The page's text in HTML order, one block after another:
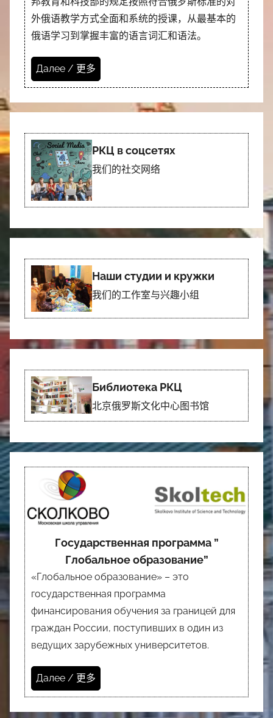
外俄语教学方式全面和系统的授课，从最基本的
俄语学习到掌握丰富的语言词汇和语法。
Далее / 更多
РКЦ в соцсетях
我们的社交网络
Наши студии и кружки
我们的工作室与兴趣小组
Библиотека РКЦ
北京俄罗斯文化中心图书馆
Государственная программа ”
Глобальное образование”
«Глобальное образование» – это
государственная программа
финансирования обучения за границей для
граждан России, поступивших в один из
ведущих зарубежных университетов.
Далее / 更多